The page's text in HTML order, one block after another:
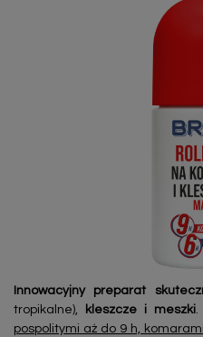
Innowacyjny preparat
tropikalne), kleszcze i meszki.
pospolitymi aż do 9 h,